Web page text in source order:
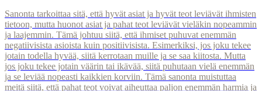
Sanonta tarkoittaa sitä, että hyvät asiat ja hyvät teot leviävät ihmisten
tietoon, mutta huonot asiat ja pahat teot leviävät vieläkin nopeammin
ja laajemmin. Tämä johtuu siitä, että ihmiset puhuvat enemmän
negatiivisista asioista kuin positiivisista. Esimerkiksi, jos joku tekee
jotain todella hyvää, siitä kerrotaan muille ja se saa kiitosta. Mutta
jos joku tekee jotain väärin tai ikävää, siitä puhutaan vielä enemmän
ja se leviää nopeasti kaikkien korviin. Tämä sanonta muistuttaa
meitä siitä, että pahat teot voivat aiheuttaa paljon enemmän harmia ja